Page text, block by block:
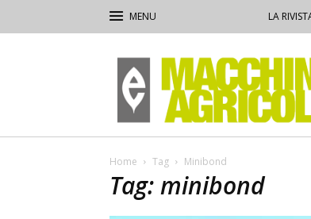
LA
Macchine
Agricole
Home Tag Minibond
Tag: minibond